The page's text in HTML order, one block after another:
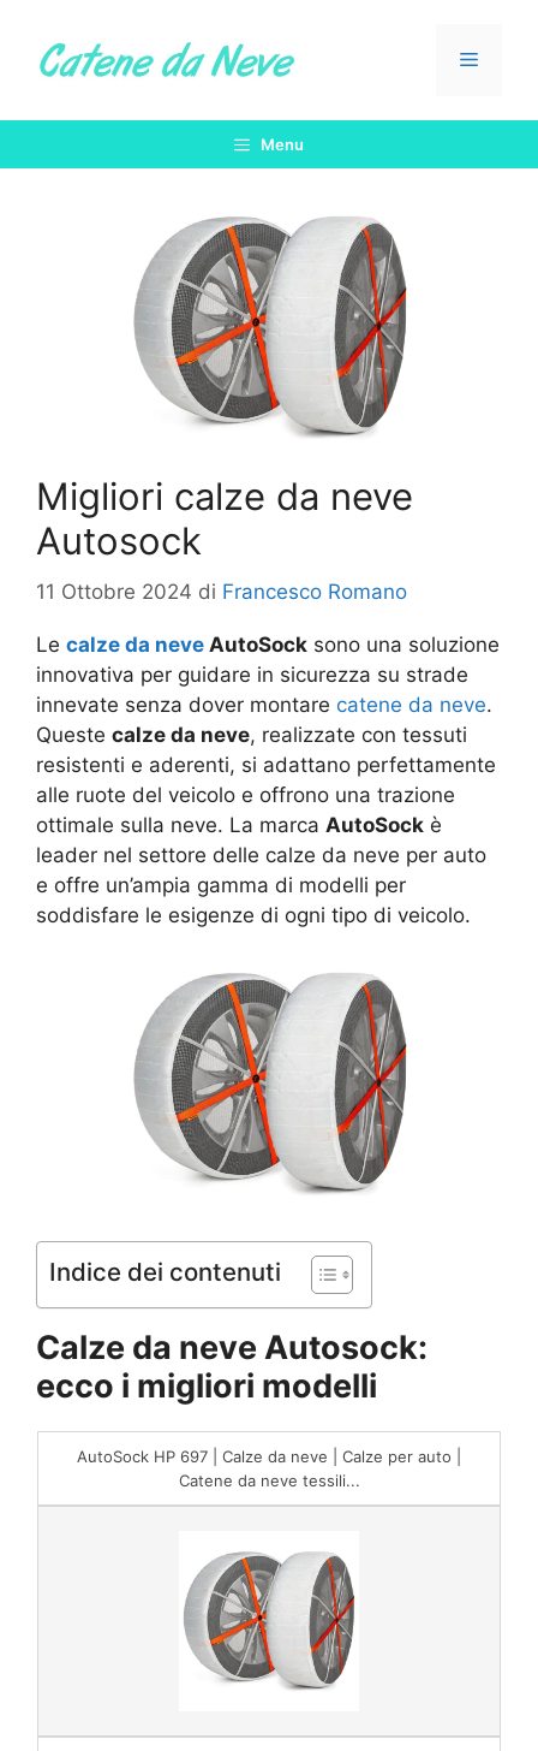
contenuto
Menu
Menu
Migliori calze da neve
Autosock
11 Ottobre 2024 di Francesco Romano
Le calze da neve AutoSock sono una soluzione
innovativa per guidare in sicurezza su strade
innevate senza dover montare catene da neve.
Queste calze da neve, realizzate con tessuti
resistenti e aderenti, si adattano perfettamente
alle ruote del veicolo e offrono una trazione
ottimale sulla neve. La marca AutoSock è
leader nel settore delle calze da neve per auto
e offre un’ampia gamma di modelli per
soddisfare le esigenze di ogni tipo di veicolo.
Indice dei contenuti
Calze da neve Autosock:
ecco i migliori modelli
AutoSock HP 697 | Calze da neve | Calze per auto |
Catene da neve tessili...